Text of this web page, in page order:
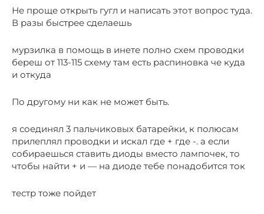
Не проще открыть гугл и написать этот вопрос туда.
В разы быстрее сделаешь
мурзилка в помощь в инете полно схем проводки
береш от 113-115 схему там есть распиновка че куда
и откуда
По другому ни как не может быть.
я соединял 3 пальчиковых батарейки, к полюсам
прилеплял проводки и искал где + где -. а если
собираешься ставить диоды вместо лампочек, то
чтобы найти + и — на диоде тебе понадобится ток
тестр тоже пойдет